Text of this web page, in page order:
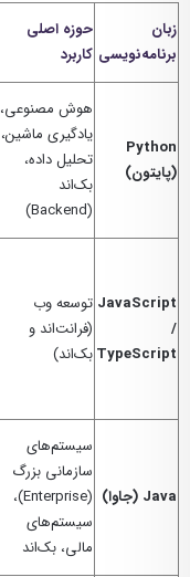
زبان
برنامه‌نویسی
حوزه اصلی
کاربرد
Python
(پایتون)
هوش مصنوعی،
یادگیری ماشین،
تحلیل داده،
بک‌اند
(Backend)
JavaScript
/
TypeScript
توسعه وب
(فرانت‌اند و
بک‌اند)
Java (جاوا)
سیستم‌های
سازمانی بزرگ
(Enterprise)،
سیستم‌های
مالی، بک‌اند